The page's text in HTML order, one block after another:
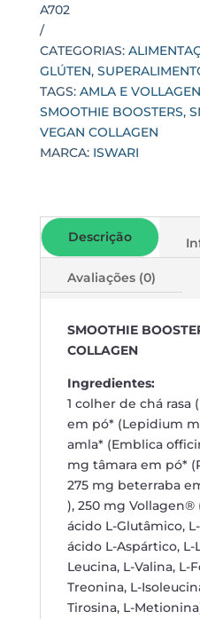
A702
CATEGORIAS:
GLÚTEN,
TAGS: AMLA E
SMOOTHIE BOOSTERS,
VEGAN COLLAGEN
MARCA: ISWARI
Descrição
Avaliações (0)
SMOOTHIE
COLLAGEN
Ingredientes:
1 colher de chá rasa
em pó* (Lepidium
amla* (Emblica
mg tâmara em pó*
275 mg beterraba
), 250 mg Vollagen®
ácido L-Glutâmico,
ácido L-Aspártico, L-
Leucina, L-Valina, L-
Treonina, L-
Tirosina, L-